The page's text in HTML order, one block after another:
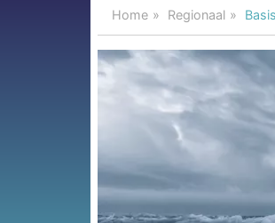
Home Regionaal